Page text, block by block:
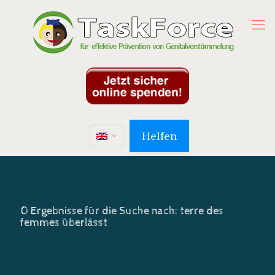
Helfen
0 Ergebnisse für die Suche nach: terre des
femmes überlässt